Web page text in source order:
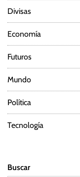
Divisas
Economía
Futuros
Mundo
Política
Tecnología
Buscar